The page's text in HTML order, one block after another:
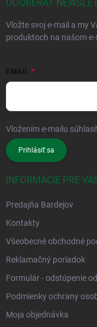
ODOBERAŤ
Vložte svoj e-mail a my
produktoch na našom e-
EMAIL
Vložením e-mailu
Prihlásiť sa
INFORMÁCIE PRE
Predajňa Bardejov
Kontakty
Všeobecné obchodné
Reklamačný poriadok
Formulár - odstúpenie
Podmienky ochrany
Moja objednávka